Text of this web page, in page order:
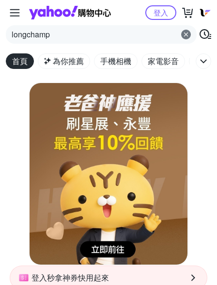
Yahoo購物中心
longchamp
登入
首頁 為你推薦 手機相機 家電影音 電腦
登入秒拿神券快用起來